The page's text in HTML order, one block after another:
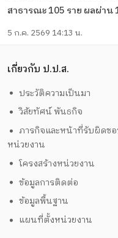
สาธารณะ 105 ราย ผลผ่าน
5 ก.ค. 2569 14:13 น.
เกี่ยวกับ ป.ป.ส.
ประวัติความเป็นมา
วิสัยทัศน์ พันธกิจ
ภารกิจและหน้าที่รับผิดช
หน่วยงาน
โครงสร้างหน่วยงาน
ข้อมูลการติดต่อ
ข้อมูลพื้นฐาน
แผนที่ตั้งหน่วยงาน